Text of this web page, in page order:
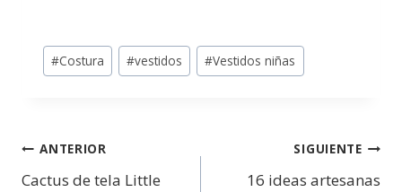
#Costura #vestidos #Vestidos niñas
ANTERIOR
Cactus de tela Little
SIGUIENTE
16 ideas artesanas